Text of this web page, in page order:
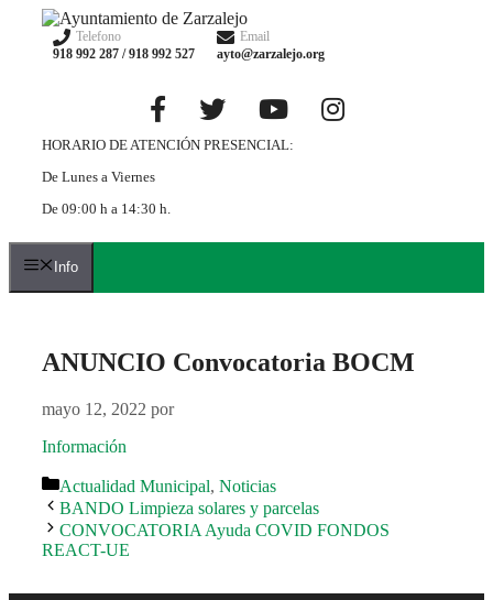
Saltar
contenido
Telefono
918 992 287 / 918 992 527
Email
ayto@zarzalejo.org
HORARIO DE ATENCIÓN PRESENCIAL:
De Lunes a Viernes
De 09:00 h a 14:30 h.
Info
ANUNCIO Convocatoria BOCM
mayo 12, 2022 por
Información
Categorías
Actualidad Municipal, Noticias
BANDO Limpieza solares y parcelas
CONVOCATORIA Ayuda COVID FONDOS
REACT-UE